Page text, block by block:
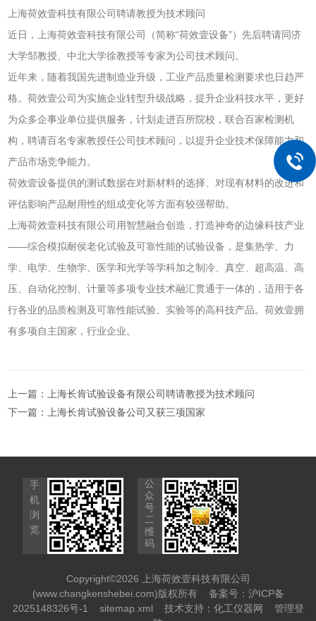
上海荷效壹科技有限公司聘请教授为技术顾问
近日，上海荷效壹科技有限公司（简称“荷效壹设备”）先后聘请同济
大学邹教授、中北大学徐教授等专家为公司技术顾问。
近年来，随着我国先进制造业升级，工业产品质量检测要求也日趋严
格。荷效壹公司为实施企业转型升级战略，提升企业科技水平，更好
为众多企事业单位提供服务，计划走进百所院校，联合百家检测机
构，聘请百名专家教授任公司技术顾问，以提升企业技术保障能力和
产品市场竞争能力。
荷效壹设备提供的测试数据在对新材料的选择、对现有材料的改进和
评估影响产品耐用性的组成变化等方面有较强帮助。
上海荷效壹科技有限公司用智慧融合创造，打造神奇的边缘科技产业
——综合模拟耐侯老化试验及可靠性能的试验设备，是集热学、力
学、电学、生物学、医学和光学等学科加之制冷、真空、超高温、高
压、自动化控制、计量等多项专业技术融汇贯通于一体的，适用于各
行各业的品质检测及可靠性能试验、实验等的高科技产品。荷效壹拥
有多项自主国家，行业企业。
上一篇：
上海长肯试验设备有限公司聘请教授为技术顾问
下一篇：
上海长肯试验设备公司又获三项国家
手
机
浏
览
公
众
号
二
维
码
Copyright©2026 上海荷效壹科技有限公司
(www.changkenshebei.com)版权所有 备案号：沪ICP备
2025148326号-1
sitemap.xml 技术支持： 化工仪器网
管理登